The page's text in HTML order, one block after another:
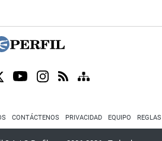
CONTÁCTENOS PRIVACIDAD EQUIPO